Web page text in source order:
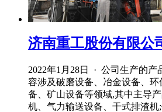
济南重工股份有限公
2022年1月28日 · 公司生产的产
容涉及破磨设备、冶金设备、
备、矿山设备等领域,其中主导
机、气力输送设备、干式排渣